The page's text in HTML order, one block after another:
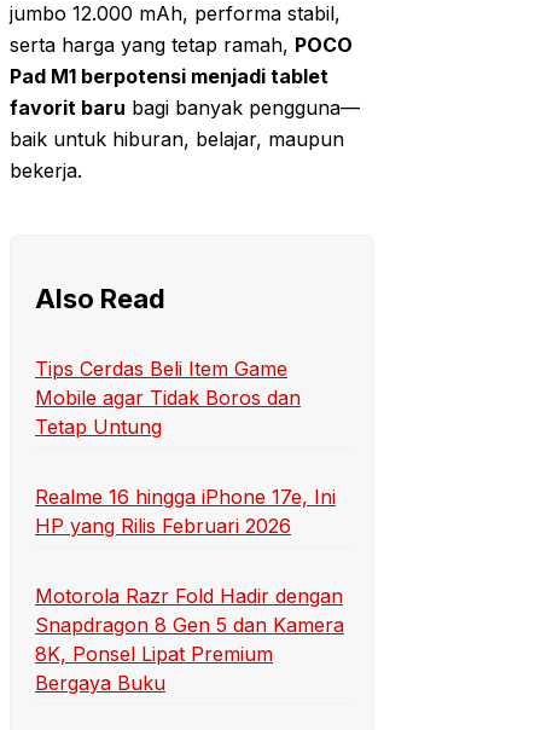
jumbo 12.000 mAh, performa stabil,
serta harga yang tetap ramah, POCO
Pad M1 berpotensi menjadi tablet
favorit baru bagi banyak pengguna—
baik untuk hiburan, belajar, maupun
bekerja.
Also Read
Tips Cerdas Beli Item Game
Mobile agar Tidak Boros dan
Tetap Untung
Realme 16 hingga iPhone 17e, Ini
HP yang Rilis Februari 2026
Motorola Razr Fold Hadir dengan
Snapdragon 8 Gen 5 dan Kamera
8K, Ponsel Lipat Premium
Bergaya Buku